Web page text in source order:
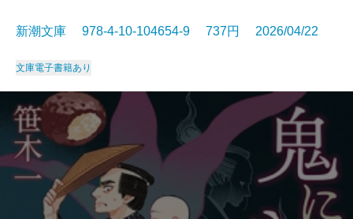
新潮文庫 978-4-10-104654-9 737円 2026/04/22
文庫電子書籍あり